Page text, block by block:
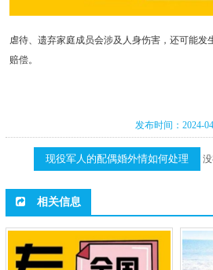
虐待、遗弃家庭成员会涉及人身伤害，还可能发
赔偿。
发布时间：2024-
现役军人的配偶婚外情如何处理
相关信息